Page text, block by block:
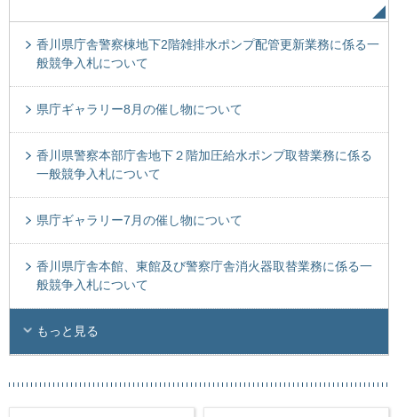
香川県庁舎警察棟地下2階雑排水ポンプ配管更新業務に係る一
般競争入札について
県庁ギャラリー8月の催し物について
香川県警察本部庁舎地下２階加圧給水ポンプ取替業務に係る
一般競争入札について
県庁ギャラリー7月の催し物について
香川県庁舎本館、東館及び警察庁舎消火器取替業務に係る一
般競争入札について
もっと見る